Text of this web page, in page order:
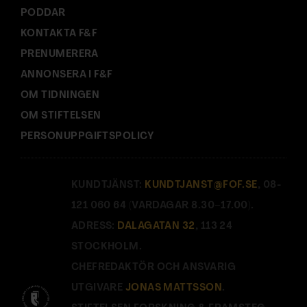
PODDAR
KONTAKTA F&F
PRENUMERERA
ANNONSERA I F&F
OM TIDNINGEN
OM STIFTELSEN
PERSONUPPGIFTSPOLICY
KUNDTJÄNST: KUNDTJANST@FOF.SE , 08-
121 060 64 (VARDAGAR 8.30–17.00).
ADRESS: DALAGATAN 32 , 113 24
STOCKHOLM.
CHEFREDAKTÖR OCH ANSVARIG
UTGIVARE JONAS MATTSSON .